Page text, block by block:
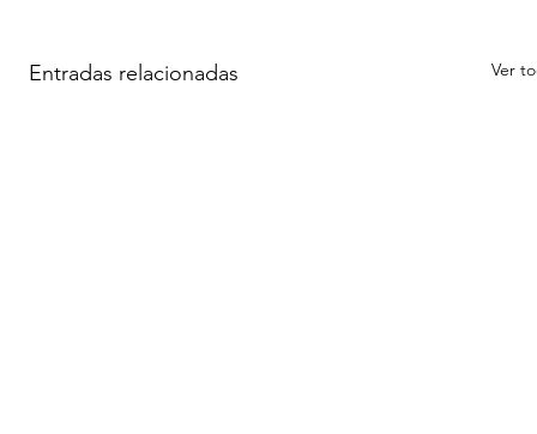
Entradas relacionadas Ver